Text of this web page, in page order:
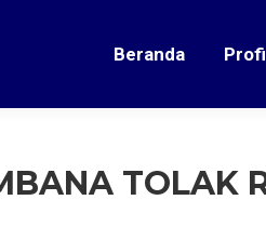
Beranda
TOLAK